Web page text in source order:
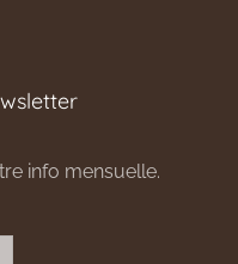
info mensuelle.